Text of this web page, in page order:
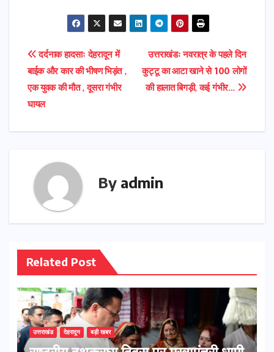
Post
navigation
उत्तराखंडः नवरात्र के पहले दिन
कुट्टू का आटा खाने से 100 लोगों
की हालात बिगड़ी, कई गंभीर…
दर्दनाक हादसाः देहरादून में
बाईक और कार की भीषण भिड़ंत ,
एक युवक की मौत , दूसरा गंभीर
घायल
By admin
Related Post
उत्तराखंड देहरादून बड़ी खबर